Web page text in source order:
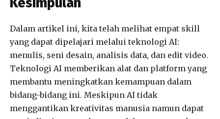
Dalam artikel ini, kita telah melihat empat skill
yang dapat dipelajari melalui teknologi AI:
menulis, seni desain, analisis data, dan edit video.
Teknologi AI memberikan alat dan platform yang
membantu meningkatkan kemampuan dalam
bidang-bidang ini. Meskipun AI tidak
menggantikan kreativitas manusia namun dapat